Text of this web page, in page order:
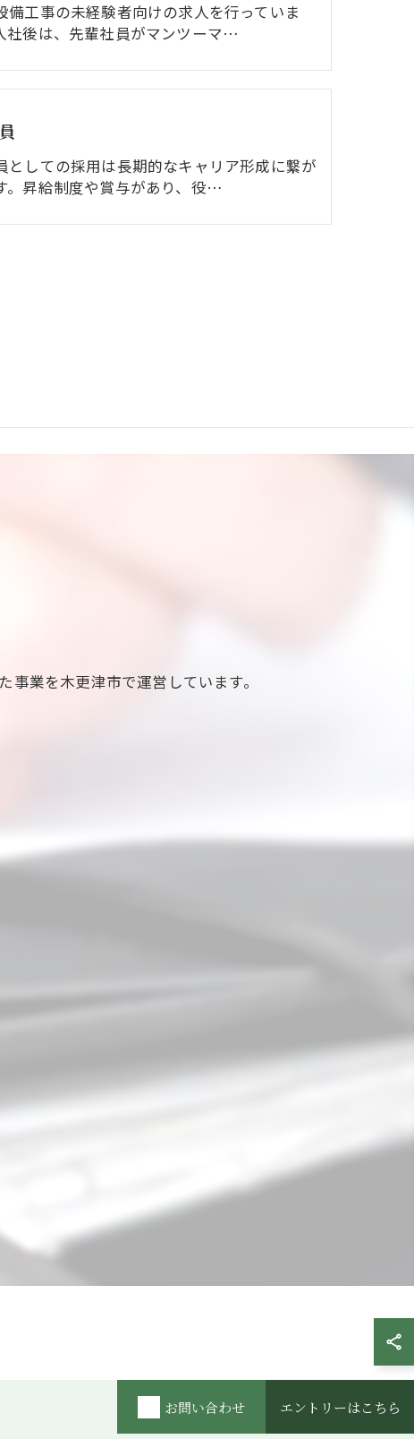
備工事の未経験者向けの求人を行っていま
社後は、先輩社員がマンツーマ…
としての採用は長期的なキャリア形成に繋が
。昇給制度や賞与があり、役…
業を木更津市で運営しています。
お問い合わせ エントリーはこちら